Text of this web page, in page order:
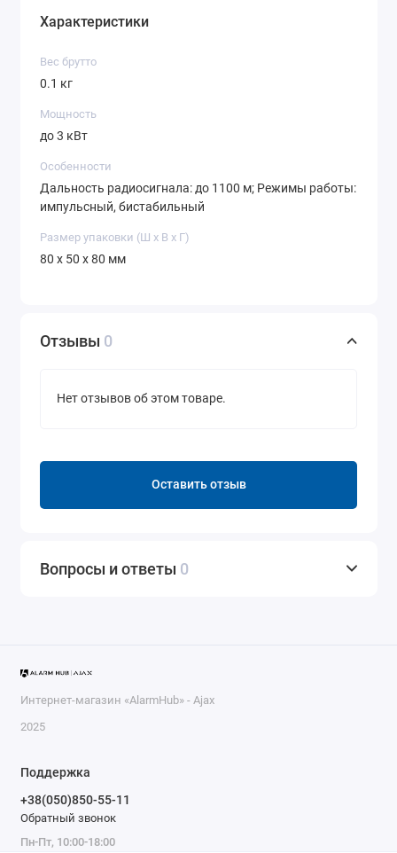
Характеристики
Вес брутто
0.1 кг
Мощность
до 3 кВт
Особенности
Дальность радиосигнала: до 1100 м; Режимы работы:
импульсный, бистабильный
Размер упаковки (Ш х В х Г)
80 x 50 x 80 мм
Отзывы 0
Нет отзывов об этом товаре.
Оставить отзыв
Вопросы и ответы 0
Интернет-магазин «AlarmHub» - Ajax
2025
Поддержка
+38(050)850-55-11
Обратный звонок
Пн-Пт, 10:00-18:00